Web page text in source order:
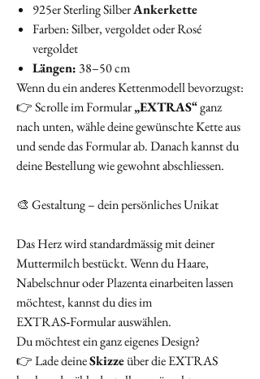
925er Sterling SilberAnkerkette
Farben: Silber, vergoldet oder Rosé
vergoldet
Längen: 38–50 cm
Wenn du ein anderes Kettenmodell bevorzugst:
👉 Scrolle im Formular„EXTRAS“ganz
nach unten, wähle deine gewünschte Kette aus
und sende das Formular ab. Danach kannst du
deine Bestellung wie gewohnt abschliessen.
🎨 Gestaltung – dein persönliches Unikat
Das Herz wird standardmässig mit deiner
Muttermilch bestückt. Wenn du Haare,
Nabelschnur oder Plazenta einarbeiten lassen
möchtest, kannst du dies im
EXTRAS‑Formular auswählen.
Du möchtest ein ganz eigenes Design?
👉 Lade deineSkizzeüber die EXTRAS